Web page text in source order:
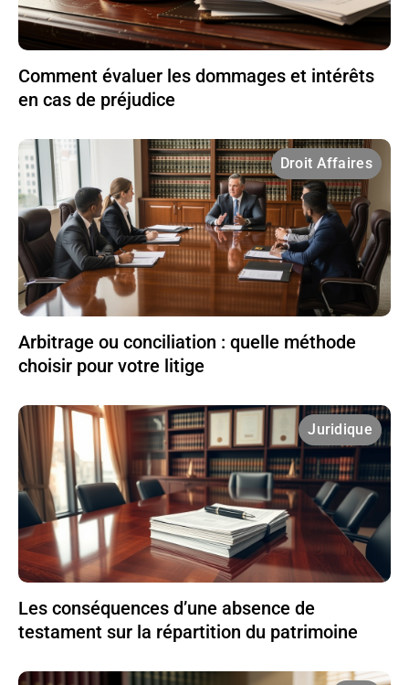
Comment évaluer les dommages et intérêts
en cas de préjudice
Droit Affaires
Arbitrage ou conciliation : quelle méthode
choisir pour votre litige
Juridique
Les conséquences d’une absence de
testament sur la répartition du patrimoine